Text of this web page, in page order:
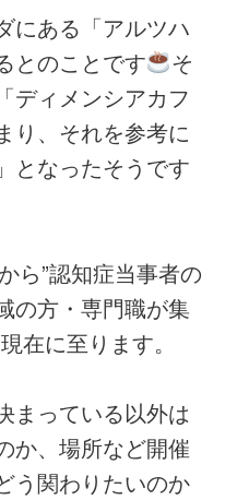
にある「アルツハ
とのことです
そ
ディメンシアカフ
り、それを参考に
となったそうです
ら”認知症当事者の
の方・専門職が集
在に至ります。
まっている以外は
か、場所など開催
う関わりたいのか